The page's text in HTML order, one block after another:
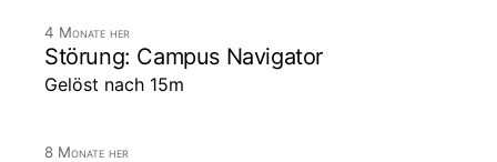
4 Monate her
Störung: Campus Navigator
Gelöst nach 15m
8 Monate her